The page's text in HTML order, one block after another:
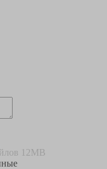
12MB